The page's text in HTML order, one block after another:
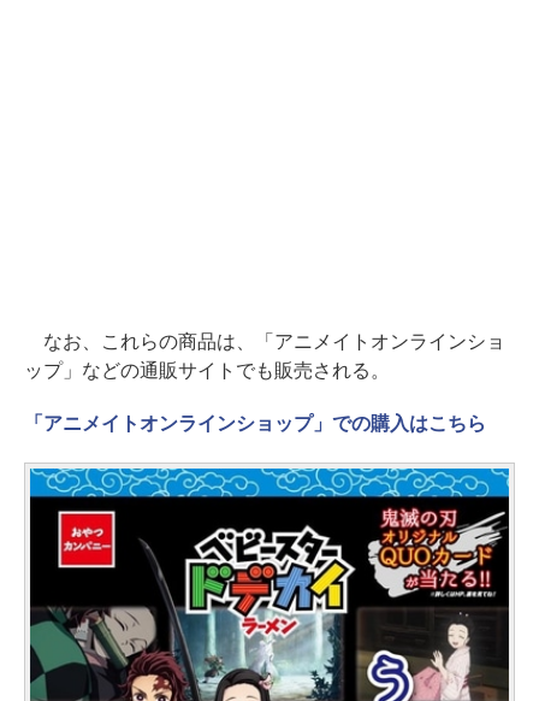
なお、これらの商品は、「アニメイトオンラインショ
ップ」などの通販サイトでも販売される。
「アニメイトオンラインショップ」での購入はこちら